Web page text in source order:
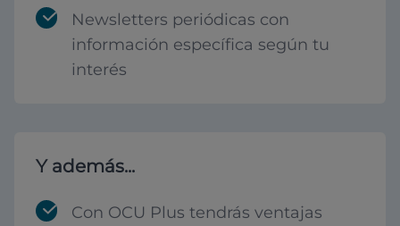
Newsletters periódicas con
información específica según tu
interés
Y además...
Con OCU Plus tendrás ventajas